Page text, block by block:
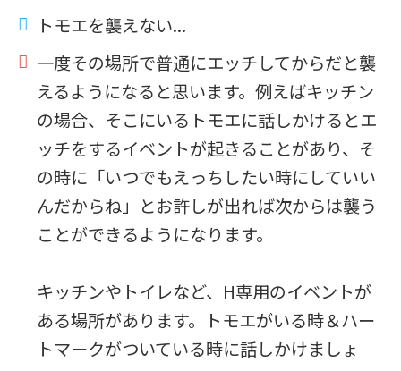
トモエを襲えない...
一度その場所で普通にエッチしてからだと襲
えるようになると思います。例えばキッチン
の場合、そこにいるトモエに話しかけるとエ
ッチをするイベントが起きることがあり、そ
の時に「いつでもえっちしたい時にしていい
んだからね」とお許しが出れば次からは襲う
ことができるようになります。
キッチンやトイレなど、H専用のイベントが
ある場所があります。トモエがいる時＆ハー
トマークがついている時に話しかけましょ